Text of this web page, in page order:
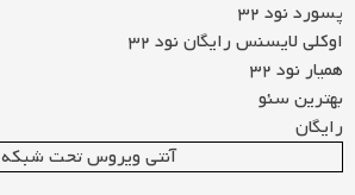
پسورد نود 32
اوکلی لایسنس رایگان نود 32
همیار نود 32
بهترین سئو
رایگان
آنتی ویروس تحت شبکه